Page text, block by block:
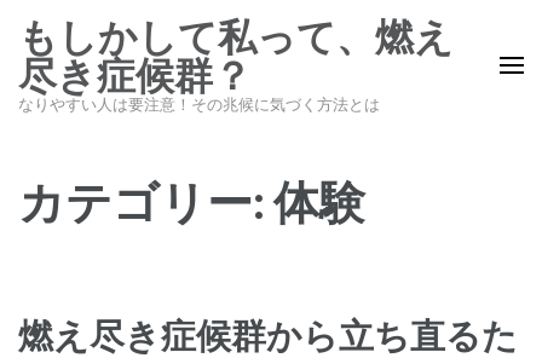
テ
ン
(Enter
もしかして私って、燃え
尽き症候群？
なりやすい人は要注意！その兆候に気づく方法とは
カテゴリー:体験
燃え尽き症候群から立ち直るた